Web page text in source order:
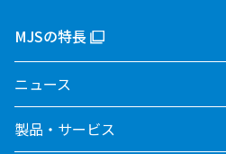
MJSの特長
ニュース
製品・サービス